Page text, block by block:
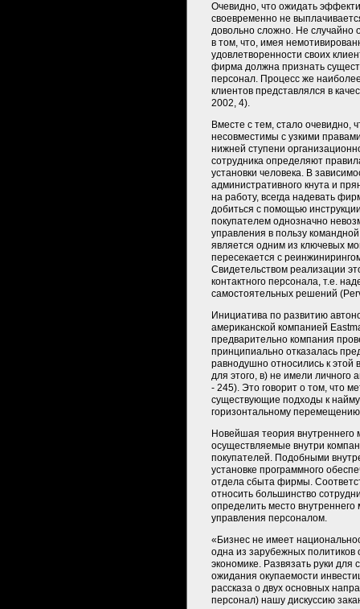
Очевидно, что ожидать
своевременно не
довольно сложно. Не случайно
в том, что, имея
удовлетворенности своих
фирма должна признать
персонал. Процесс же
клиентов представлялся в
2002, 4).
Вместе с тем, стало очевидно,
несовместимы с узкими
нижней ступени
сотрудника определяют
установки человека. В
административного кнута и
на работу, всегда надевать
добиться с помощью
покупателем однозначно
управления в пользу
является одним из ключевых
пересекается с
Свидетельством реализации
контактного персонала, т.е.
самостоятельных решений
Инициатива по развитию
американской компанией
предварительно компания
принципиально отказалась
равнодушно относились к
для этого, в) не имели личного
- 245). Это говорит о том, что
существующие подходы к
горизонтальному
Новейшая теория внутреннего
осуществляемые внутри
покупателей. Подобными
установке программного
отдела сбыта фирмы.
относить большинство
определить место внутреннего
управления персоналом.
«Бизнес не имеет
одна из зарубежных
экономике. Развязать руки для
ожидания окупаемости
рассказа о двух основных
персонал) нашу дискуссию